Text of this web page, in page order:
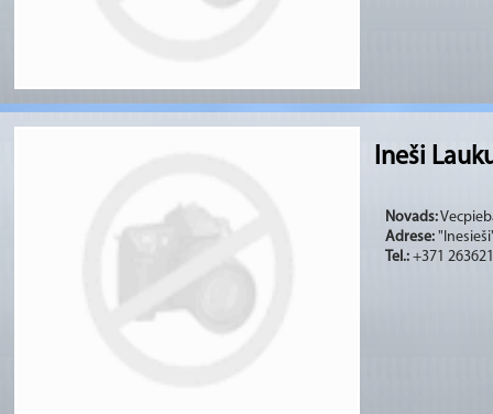
Ineši
Novads:
Adrese:
Tel.: +371